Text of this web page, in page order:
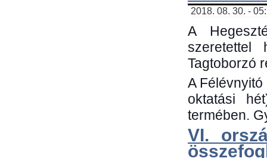
2018. 08. 30. -
A
szeretettel
Tagtoborzó
A
oktatási
termében.
VI.